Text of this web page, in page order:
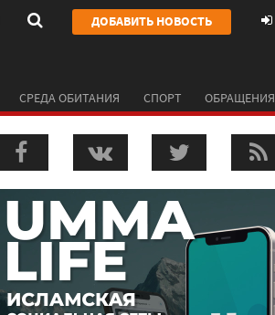
ДОБАВИТЬ НОВОСТЬ
СРЕДА ОБИТАНИЯ СПОРТ ОБРАЩЕНИЯ